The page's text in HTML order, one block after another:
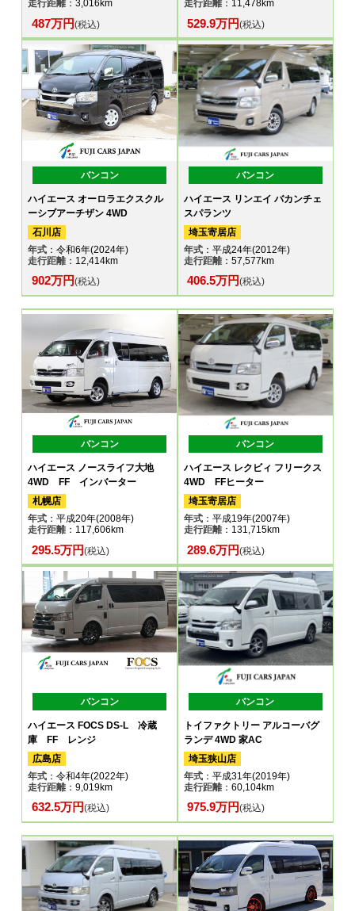
走行距離：3,016km
487万円(税込)
走行距離：11,478km
529.9万円(税込)
バンコン
ハイエース オーロラエクスクル
ーシブアーチザン 4WD
石川店
年式 ：令和6年(2024年)
走行距離：12,414km
902万円(税込)
バンコン
ハイエース リンエイ バカンチェ
スパランツ
埼玉寄居店
年式：平成24年(2012年)
走行距離：57,577km
406.5万円(税込)
バンコン
ハイエース ノースライフ大地
4WD FF インバーター
札幌店
年式 ：平成20年(2008年)
走行距離：117,606km
295.5万円(税込)
バンコン
ハイエース レクビィ フリークス
4WD FFヒーター
埼玉寄居店
年式：平成19年(2007年)
走行距離：131,715km
289.6万円(税込)
バンコン
ハイエース FOCS DS-L 冷蔵
庫 FF レンジ
広島店
年式 ：令和4年(2022年)
走行距離：9,019km
632.5万円(税込)
バンコン
トイファクトリー アルコーバグ
ランデ 4WD 家AC
埼玉狭山店
年式：平成31年(2019年)
走行距離：60,104km
975.9万円(税込)